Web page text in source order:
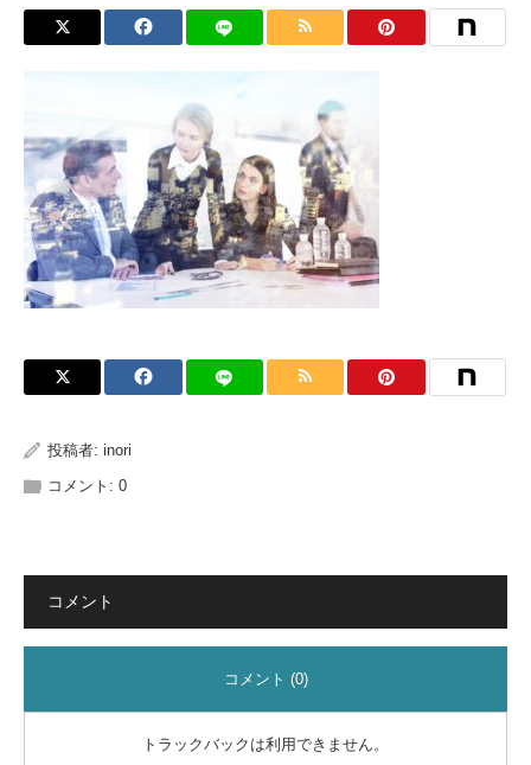
投稿者: inori
コメント: 0
コメント
コメント (0)
トラックバックは利用できません。